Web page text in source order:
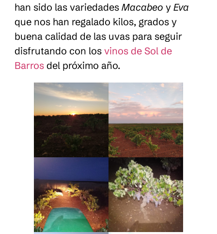
han sido las variedades Macabeo y Eva
que nos han regalado kilos, grados y
buena calidad de las uvas para seguir
disfrutando con los vinos de Sol de
Barros del próximo año.